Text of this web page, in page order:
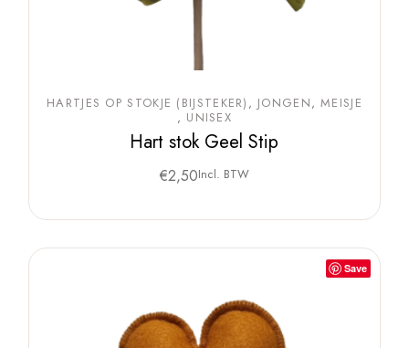
HARTJES OP STOKJE (BIJSTEKER) JONGEN
MEISJE
UNISEX
Hart stok Geel Stip
€2,50Incl. BTW
Save